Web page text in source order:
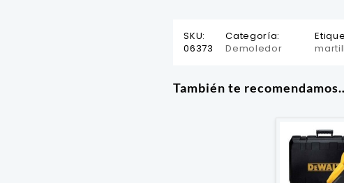
SKU:
06373
Categoría:
Demoledor
También te